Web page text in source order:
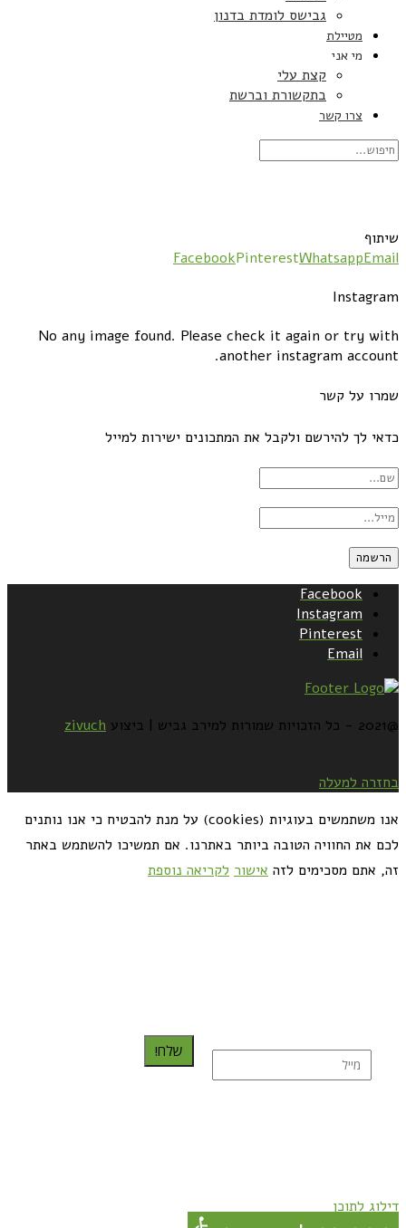
גבישס לומדת בדנון
מטיילת
מי אני
קצת עלי
בתקשורת וברשת
צרו קשר
שיתוף
FacebookPinterestWhatsappEmail
Instagram
No any image found. Please check it again or try with
another instagram account.
שמרו על קשר
כדאי לך להירשם ולקבל את המתכונים ישירות למייל
Facebook
Instagram
Pinterest
Email
@2021 - כל הזכויות שמורות למירב גביש | ביצוע zivuch
בחזרה למעלה
אנו משתמשים בעוגיות (cookies) על מנת להבטיח כי אנו נותנים
לכם את החוויה הטובה ביותר באתרנו. אם תמשיכו להשתמש באתר
זה, אתם מסכימים לזה אישור לקריאה נוספת
שלח!
דילוג לתוכן